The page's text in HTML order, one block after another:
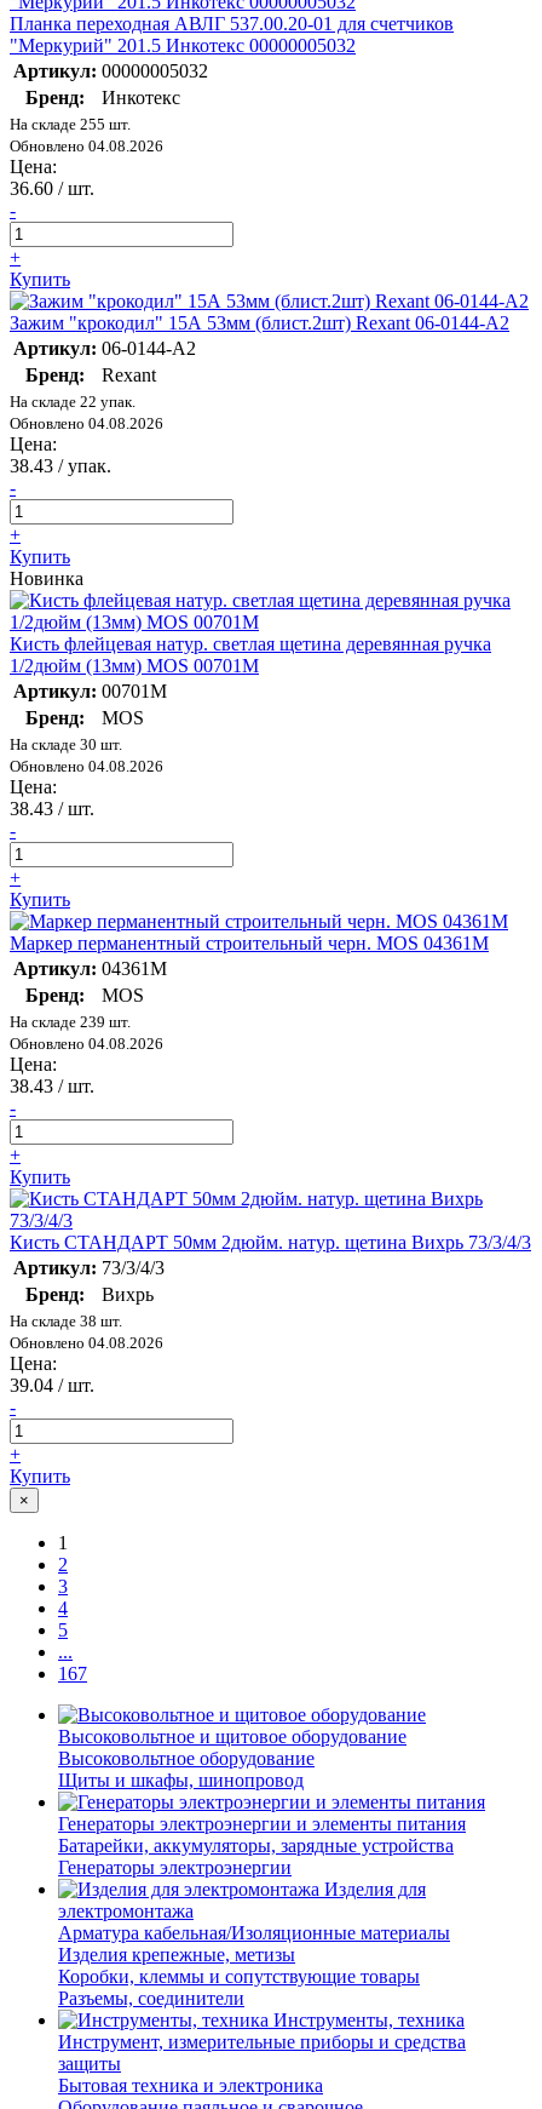
Планка переходная АВЛГ 537.00.20-01 для счетчиков
"Меркурий" 201.5 Инкотекс 00000005032
Артикул: 00000005032
Бренд:
Инкотекс
На складе 255 шт.
Обновлено 04.08.2026
Цена:
36.60 / шт.
-
+
Купить
Зажим "крокодил" 15А 53мм (блист.2шт) Rexant 06-0144-A2
Артикул: 06-0144-A2
Бренд:
Rexant
На складе 22 упак.
Обновлено 04.08.2026
Цена:
38.43 / упак.
-
+
Купить
Новинка
Кисть флейцевая натур. светлая щетина деревянная ручка
1/2дюйм (13мм) MOS 00701М
Артикул: 00701М
Бренд:
MOS
На складе 30 шт.
Обновлено 04.08.2026
Цена:
38.43 / шт.
-
+
Купить
Маркер перманентный строительный черн. MOS 04361М
Артикул: 04361М
Бренд:
MOS
На складе 239 шт.
Обновлено 04.08.2026
Цена:
38.43 / шт.
-
+
Купить
Кисть СТАНДАРТ 50мм 2дюйм. натур. щетина Вихрь 73/3/4/3
Артикул: 73/3/4/3
Бренд:
Вихрь
На складе 38 шт.
Обновлено 04.08.2026
Цена:
39.04 / шт.
-
+
Купить
×
1
2
3
4
5
...
167
Высоковольтное и щитовое оборудование
Высоковольтное оборудование
Щиты и шкафы, шинопровод
Генераторы электроэнергии и элементы питания
Батарейки, аккумуляторы, зарядные устройства
Генераторы электроэнергии
Изделия для
электромонтажа
Арматура кабельная/Изоляционные материалы
Изделия крепежные, метизы
Коробки, клеммы и сопутствующие товары
Разъемы, соединители
Инструменты, техника
Инструмент, измерительные приборы и средства
защиты
Бытовая техника и электроника